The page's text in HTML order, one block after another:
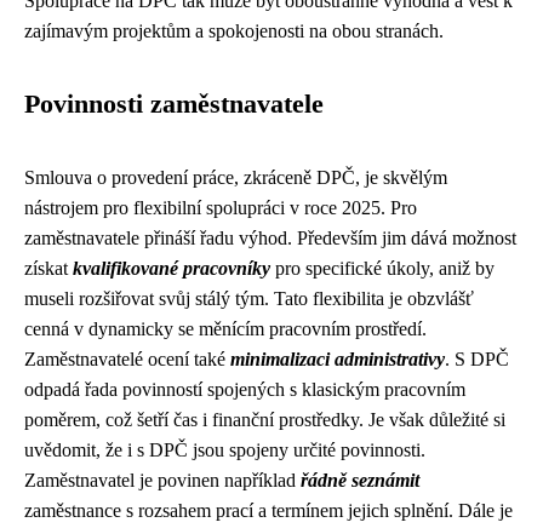
zajímavým projektům a spokojenosti na obou stranách.
Povinnosti zaměstnavatele
Smlouva o provedení práce, zkráceně DPČ, je skvělým
nástrojem pro flexibilní spolupráci v roce 2025. Pro
zaměstnavatele přináší řadu výhod. Především jim dává možnost
získat kvalifikované pracovníky pro specifické úkoly, aniž by
museli rozšiřovat svůj stálý tým. Tato flexibilita je obzvlášť
cenná v dynamicky se měnícím pracovním prostředí.
Zaměstnavatelé ocení také minimalizaci administrativy. S DPČ
odpadá řada povinností spojených s klasickým pracovním
poměrem, což šetří čas i finanční prostředky. Je však důležité si
uvědomit, že i s DPČ jsou spojeny určité povinnosti.
Zaměstnavatel je povinen například řádně seznámit
zaměstnance s rozsahem prací a termínem jejich splnění. Dále je